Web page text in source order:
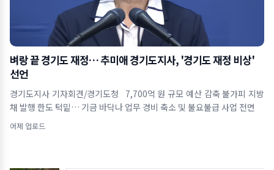
벼랑 끝 경기도 재정… 추미애 경기도지사, '경기도 재정 비상'
선언
경기도지사 기자회견/경기도청 7,700억 원 규모 예산 감축 불가피 지방
채 발행 한도 턱밑… 기금 바닥나 업무 경비 축소 및 불요불급 사업 전면
어제 업로드